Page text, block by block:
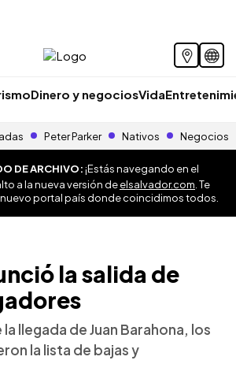
Dinero y negociosVida
Peter Parker Nativos Negocios
DE ARCHIVO:¡Estás navegando en el
a la nueva versión deelsalvador.com . Te
portal país donde coincidimos todos.
la salida de
llegada de Juan Barahona, los
la lista de bajas y